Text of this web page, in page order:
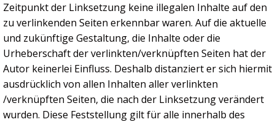
Zeitpunkt der Linksetzung keine illegalen Inhalte auf den
zu verlinkenden Seiten erkennbar waren. Auf die aktuelle
und zukünftige Gestaltung, die Inhalte oder die
Urheberschaft der verlinkten/verknüpften Seiten hat der
Autor keinerlei Einfluss. Deshalb distanziert er sich hiermit
ausdrücklich von allen Inhalten aller verlinkten
/verknüpften Seiten, die nach der Linksetzung verändert
wurden. Diese Feststellung gilt für alle innerhalb des